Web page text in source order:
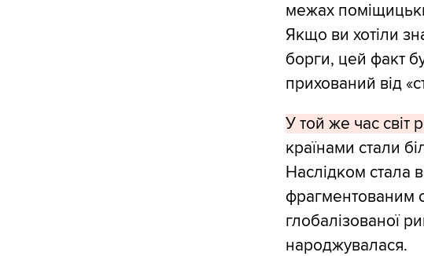
межах
Якщо ви хотіли
борги, цей факт
прихований від
У той же час світ
країнами стали
Наслідком стала
фрагментованим
глобалізованої
народжувалася.